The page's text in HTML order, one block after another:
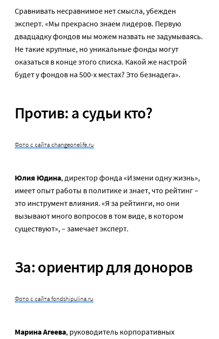
Сравнивать несравнимое нет смысла, убежден
эксперт. «Мы прекрасно знаем лидеров. Первую
двадцадку фондов мы можем назвать не задумываясь.
Не такие крупные, но уникальные фонды могут
оказаться в конце этого списка. Какой же настрой
будет у фондов на 500-х местах? Это безнадега».
Против: а судьи кто?
Фото с сайта changeonelife.ru
Юлия Юдина, директор фонда «Измени одну жизнь»,
имеет опыт работы в политике и знает, что рейтинг –
это инструмент влияния. «Я за рейтинги, но они
вызывают много вопросов в том виде, в котором
существуют», – замечает эксперт.
За:ориентир для доноров
Фото с сайта fondshipulina.ru
Марина Агеева, руководитель корпоративных